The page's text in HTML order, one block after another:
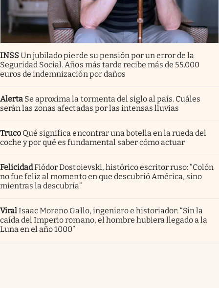
INSSUn jubilado pierde su pensión por un error de la
Seguridad Social. Años más tarde recibe más de 55.000
euros de indemnización por daños
Alerta Se aproxima la tormenta del siglo al país. Cuáles
serán las zonas afectadas por las intensas lluvias
Truco Qué significa encontrar una botella en la rueda del
coche y por qué es fundamental saber cómo actuar
FelicidadFiódor Dostoievski, histórico escritor ruso: “Colón
no fue feliz al momento en que descubrió América, sino
mientras la descubría”
ViralIsaac Moreno Gallo, ingeniero e historiador: “Sin la
caída del Imperio romano, el hombre hubiera llegado a la
Luna en el año 1000”